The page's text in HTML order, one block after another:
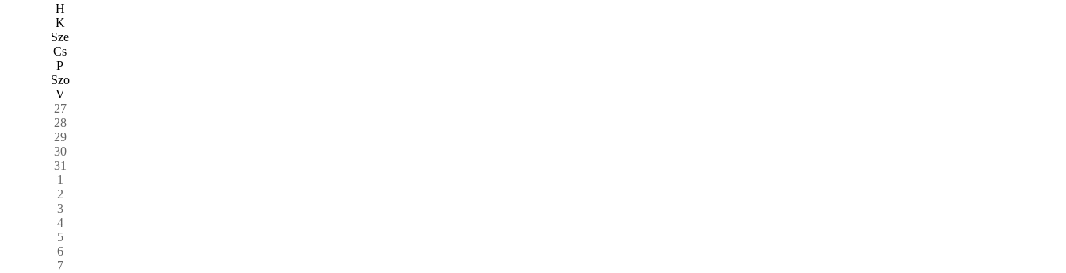
H
K
Sze
Cs
P
Szo
V
27
28
29
30
31
1
2
3
4
5
6
7